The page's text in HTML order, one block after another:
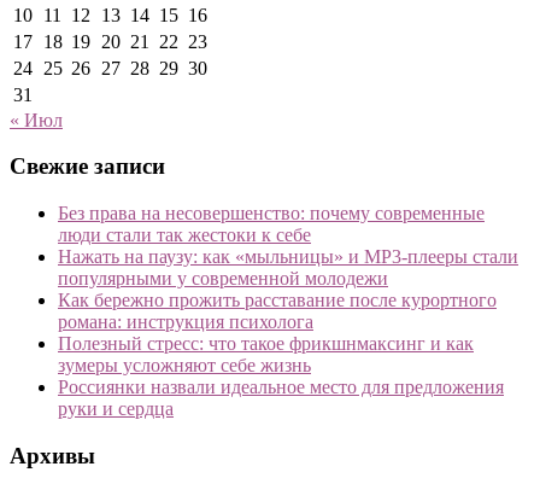
10 11 12 13 14 15 16
17 18 19 20 21 22 23
24 25 26 27 28 29 30
31
« Июл
Свежие записи
Без права на несовершенство: почему современные
люди стали так жестоки к себе
Нажать на паузу: как «мыльницы» и MP3-плееры стали
популярными у современной молодежи
Как бережно прожить расставание после курортного
романа: инструкция психолога
Полезный стресс: что такое фрикшнмаксинг и как
зумеры усложняют себе жизнь
Россиянки назвали идеальное место для предложения
руки и сердца
Архивы